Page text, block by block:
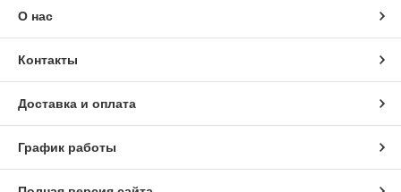
О нас
Контакты
Доставка и оплата
График работы